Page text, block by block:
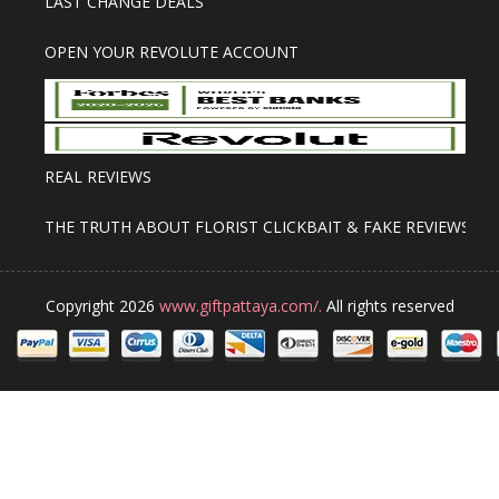
OPEN YOUR REVOLUTE ACCOUNT
REAL REVIEWS
THE TRUTH ABOUT FLORIST CLICKBAIT & FAKE REVIEWS
Copyright 2026 www.giftpattaya.com/. All rights reserved